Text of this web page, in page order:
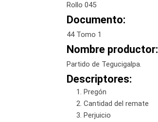
Rollo 045
Documento:
44 Tomo 1
Nombre productor:
Partido de Tegucigalpa.
Descriptores:
Pregón
Cantidad del remate
Perjuicio